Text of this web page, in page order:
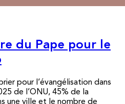
du Pape pour le
pour l’évangélisation dans
de l’ONU, 45% de la
une ville et le nombre de